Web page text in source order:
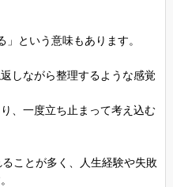
という意味もあります。
しながら整理するような感覚
、一度立ち止まって考え込む
ことが多く、人生経験や失敗